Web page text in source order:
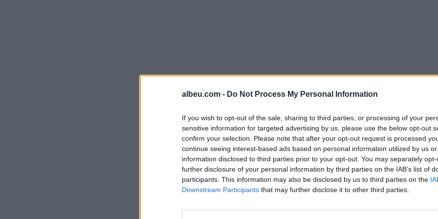
albeu.com - Do Not Process My Personal Information
If you wish to opt-out of the sale, sharing to third parties, or processing of your
sensitive information for targeted advertising by us, please use the below opt-out
confirm your selection. Please note that after your opt-out request is processed
continue seeing interest-based ads based on personal information utilized by us
information disclosed to third parties prior to your opt-out. You may separately
further disclosure of your personal information by third parties on the IAB’s list of
participants. This information may also be disclosed by us to third parties on the
Downstream Participants that may further disclose it to other third parties.